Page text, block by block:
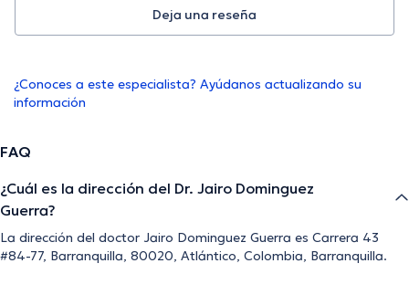
Deja una reseña
¿Conoces a este especialista? Ayúdanos actualizando su
información
FAQ
¿Cuál es la dirección del Dr. Jairo Dominguez
Guerra?
La dirección del doctor Jairo Dominguez Guerra es Carrera 43
#84-77, Barranquilla, 80020, Atlántico, Colombia, Barranquilla.